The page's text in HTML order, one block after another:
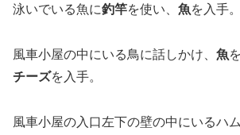
泳いでいる魚に釣竿を使い、 魚を入手。
風車小屋の中にいる鳥に話しかけ、 魚
チーズを入手。
風車小屋の入口左下の壁の中にいるハ